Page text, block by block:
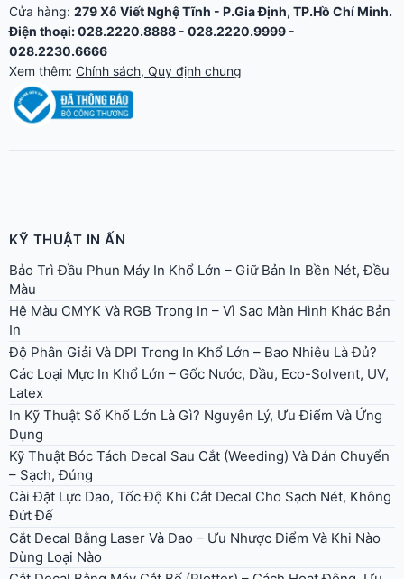
Cửa hàng: 279 Xô Viết Nghệ Tĩnh - P.Gia Định, TP.Hồ Chí Minh.
Điện thoại: 028.2220.8888 - 028.2220.9999 -
028.2230.6666
Xem thêm: Chính sách, Quy định chung
KỸ THUẬT IN ẤN
Bảo Trì Đầu Phun Máy In Khổ Lớn – Giữ Bản In Bền Nét, Đều
Màu
Hệ Màu CMYK Và RGB Trong In – Vì Sao Màn Hình Khác Bản
In
Độ Phân Giải Và DPI Trong In Khổ Lớn – Bao Nhiêu Là Đủ?
Các Loại Mực In Khổ Lớn – Gốc Nước, Dầu, Eco-Solvent, UV,
Latex
In Kỹ Thuật Số Khổ Lớn Là Gì? Nguyên Lý, Ưu Điểm Và Ứng
Dụng
Kỹ Thuật Bóc Tách Decal Sau Cắt (Weeding) Và Dán Chuyển
– Sạch, Đúng
Cài Đặt Lực Dao, Tốc Độ Khi Cắt Decal Cho Sạch Nét, Không
Đứt Đế
Cắt Decal Bằng Laser Và Dao – Ưu Nhược Điểm Và Khi Nào
Dùng Loại Nào